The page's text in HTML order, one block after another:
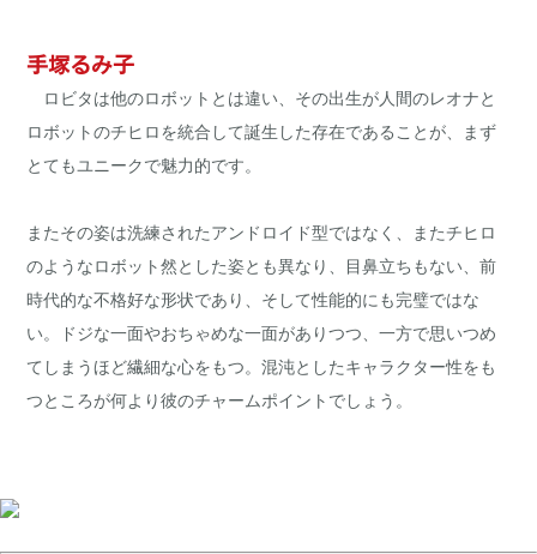
手塚るみ子
ロビタは他のロボットとは違い、その出生が人間のレオナと
ロボットのチヒロを統合して誕生した存在であることが、まず
とてもユニークで魅力的です。
またその姿は洗練されたアンドロイド型ではなく、またチヒロ
のようなロボット然とした姿とも異なり、目鼻立ちもない、前
時代的な不格好な形状であり、そして性能的にも完璧ではな
い。ドジな一面やおちゃめな一面がありつつ、一方で思いつめ
てしまうほど繊細な心をもつ。混沌としたキャラクター性をも
つところが何より彼のチャームポイントでしょう。